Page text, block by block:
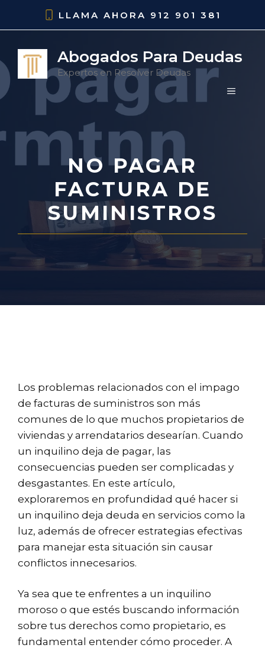
LLAMA AHORA 912 901 381
Abogados Para Deudas
Expertos en Resolver Deudas
MENÚ
NO PAGAR
FACTURA DE
SUMINISTROS
Los problemas relacionados con el impago
de facturas de suministros son más
comunes de lo que muchos propietarios de
viviendas y arrendatarios desearían. Cuando
un inquilino deja de pagar, las
consecuencias pueden ser complicadas y
desgastantes. En este artículo,
exploraremos en profundidad qué hacer si
un inquilino deja deuda en servicios como la
luz, además de ofrecer estrategias efectivas
para manejar esta situación sin causar
conflictos innecesarios.
Ya sea que te enfrentes a un inquilino
moroso o que estés buscando información
sobre tus derechos como propietario, es
fundamental entender cómo proceder. A